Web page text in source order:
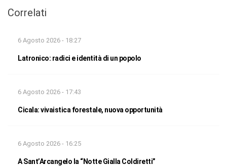
Correlati
6 Agosto 2026 - 18:27
Latronico: radici e identità di un popolo
6 Agosto 2026 - 17:43
Cicala: vivaistica forestale, nuova opportunità
6 Agosto 2026 - 16:25
A Sant’Arcangelo la “Notte Gialla Coldiretti”